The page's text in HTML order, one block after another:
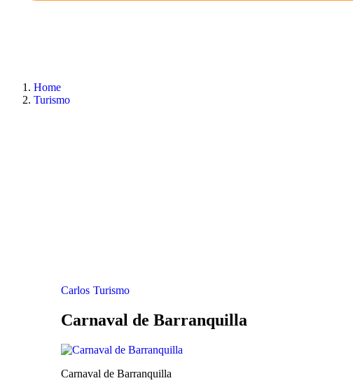
Home
Turismo
Carlos Turismo
Carnaval de Barranquilla
Carnaval de Barranquilla